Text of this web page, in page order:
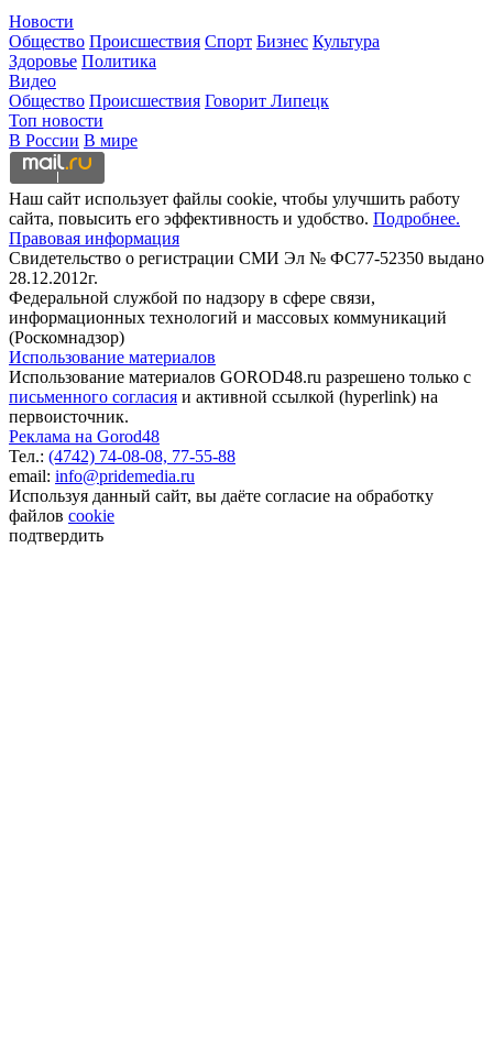
Новости
Общество Происшествия Спорт Бизнес Культура
Здоровье Политика
Видео
Общество Происшествия Говорит Липецк
Топ новости
В России В мире
Наш сайт использует файлы cookie, чтобы улучшить работу
сайта, повысить его эффективность и удобство. Подробнее.
Правовая информация
Свидетельство о регистрации СМИ Эл № ФС77-52350 выдано
28.12.2012г.
Федеральной службой по надзору в сфере связи,
информационных технологий и массовых коммуникаций
(Роскомнадзор)
Использование материалов
Использование материалов GOROD48.ru разрешено только с
письменного согласия и активной ссылкой (hyperlink) на
первоисточник.
Реклама на Gorod48
Тел.: (4742) 74-08-08, 77-55-88
email: info@pridemedia.ru
Используя данный сайт, вы даёте согласие на обработку
файлов cookie
подтвердить